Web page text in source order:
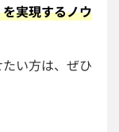
実現するノウ
い方は、ぜひ